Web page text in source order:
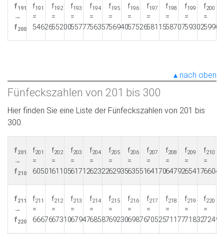
f191
→
f200
f191
=
54626
f192
=
55200
f193
=
55777
f194
=
56357
f195
=
56940
f196
=
57526
f197
=
58115
f198
=
58707
f199
=
59302
f200
=
59900
nach oben
Fünfeckszahlen von 201 bis 300
Hier finden Sie eine Liste der Fünfeckszahlen von 201 bis
300.
f201
→
f210
f201
=
60501
f202
=
61105
f203
=
61712
f204
=
62322
f205
=
62935
f206
=
63551
f207
=
64170
f208
=
64792
f209
=
65417
f210
=
66045
f211
→
f220
f211
=
66676
f212
=
67310
f213
=
67947
f214
=
68587
f215
=
69230
f216
=
69876
f217
=
70525
f218
=
71177
f219
=
71832
f220
=
72490